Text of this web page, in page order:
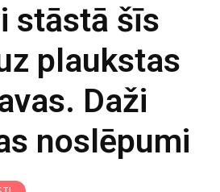
stāstā šīs
plaukstas
Daži
noslēpumi